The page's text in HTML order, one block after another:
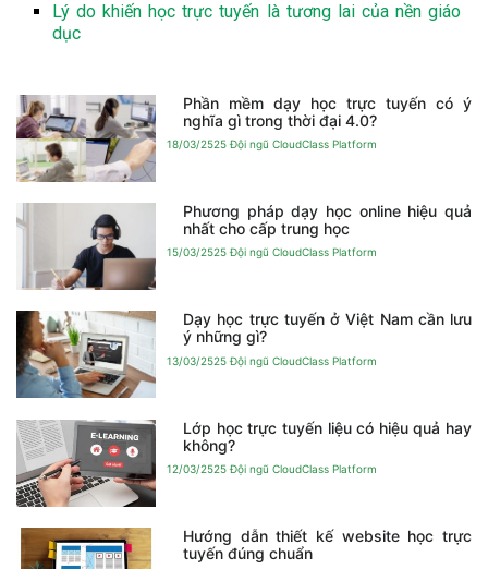
Lý do khiến học trực tuyến là tương lai của nền giáo
dục
Phần mềm dạy học trực tuyến có ý
nghĩa gì trong thời đại 4.0?
18/03/2525 Đội ngũ CloudClass Platform
Phương pháp dạy học online hiệu quả
nhất cho cấp trung học
15/03/2525 Đội ngũ CloudClass Platform
Dạy học trực tuyến ở Việt Nam cần lưu
ý những gì?
13/03/2525 Đội ngũ CloudClass Platform
Lớp học trực tuyến liệu có hiệu quả hay
không?
12/03/2525 Đội ngũ CloudClass Platform
Hướng dẫn thiết kế website học trực
tuyến đúng chuẩn